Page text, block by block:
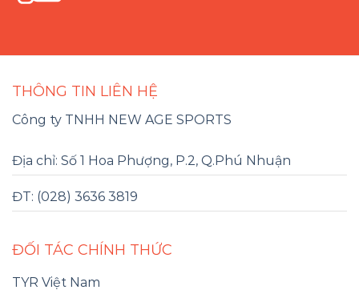
THÔNG TIN LIÊN HỆ
Công ty TNHH NEW AGE SPORTS
Địa chỉ: Số 1 Hoa Phượng, P.2, Q.Phú Nhuận
ĐT: (028) 3636 3819
ĐỐI TÁC CHÍNH THỨC
TYR Việt Nam